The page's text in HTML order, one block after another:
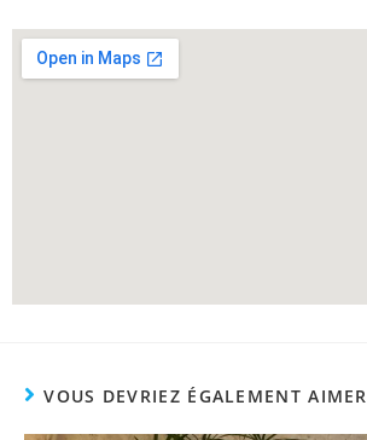
VOUS DEVRIEZ ÉGALEMENT AIMER